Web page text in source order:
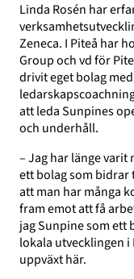
Linda Rosén har
Zeneca. I Piteå har
Group och vd för
drivit eget bolag
att leda Sunpines
och underhåll.
– Jag har länge
ett bolag som
att man har många
fram emot att få
jag Sunpine som ett
lokala utvecklingen
uppväxt här.